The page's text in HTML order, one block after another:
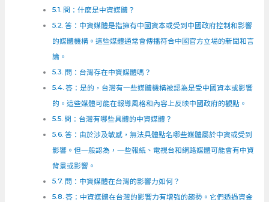
問：什麼是中資媒體？
答：中資媒體是指擁有中國資本或受到中國政府控制和影響
的媒體機構。這些媒體通常會傳播符合中國官方立場的新聞和言
論。
問：台灣存在中資媒體嗎？
答：是的，台灣有一些媒體機構被認為是受中國資本或影響
的。這些媒體可能在報導風格和內容上反映中國政府的觀點。
問：台灣有哪些具體的中資媒體？
答：由於涉及敏感，無法具體點名哪些媒體屬於中資或受到
影響。但一般認為，一些報紙、電視台和網路媒體可能會有中資
背景或影響。
問：中資媒體在台灣的影響力如何？
答：中資媒體在台灣的影響力有增強的趨勢。它們透過資金